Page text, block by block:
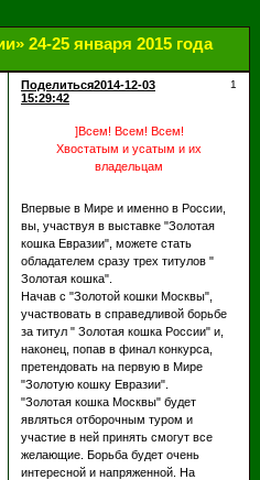
24-25 января 2015 года
Поделиться 1
2014-12-03
15:29:42
]Всем! Всем! Всем!
Хвостатым и усатым и их
владельцам
Впервые в Мире и именно в России,
вы, участвуя в выставке "Золотая
кошка Евразии", можете стать
обладателем сразу трех титулов "
Золотая кошка".
Начав с "Золотой кошки Москвы",
участвовать в справедливой борьбе
за титул " Золотая кошка России" и,
наконец, попав в финал конкурса,
претендовать на первую в Мире
"Золотую кошку Евразии".
"Золотая кошка Москвы" будет
являться отборочным туром и
участие в ней принять смогут все
желающие. Борьба будет очень
интересной и напряженной. На